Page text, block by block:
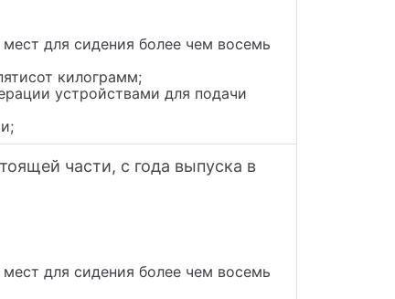
для сидения более чем восемь
килограмм;
устройствами для подачи
части, с года выпуска в
для сидения более чем восемь